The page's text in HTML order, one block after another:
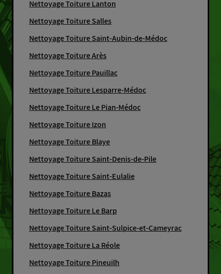
Nettoyage Toiture Lanton
Nettoyage Toiture Salles
Nettoyage Toiture Saint-Aubin-de-Médoc
Nettoyage Toiture Arès
Nettoyage Toiture Pauillac
Nettoyage Toiture Lesparre-Médoc
Nettoyage Toiture Le Pian-Médoc
Nettoyage Toiture Izon
Nettoyage Toiture Blaye
Nettoyage Toiture Saint-Denis-de-Pile
Nettoyage Toiture Saint-Eulalie
Nettoyage Toiture Bazas
Nettoyage Toiture Le Barp
Nettoyage Toiture Saint-Sulpice-et-Cameyrac
Nettoyage Toiture La Réole
Nettoyage Toiture Pineuilh